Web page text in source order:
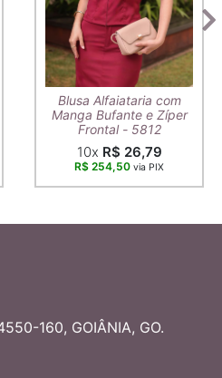
Blusa Alfaiataria com
Manga Bufante e Zíper
Frontal - 5812
10x R$ 26,79
R$ 254,50 via PIX
160, GOIÂNIA, GO.